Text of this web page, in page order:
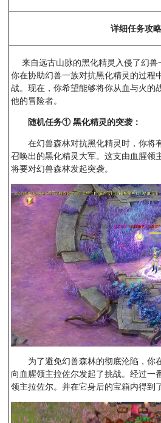
详细任务攻略
来自远古山脉的黑化精灵入侵了幻兽
你在协助幻兽一族对抗黑化精灵的过程
战。现在，你希望能够将你从血与火的
他的冒险者。
随机任务① 黑化精灵的突袭：
在幻兽森林对抗黑化精灵时，你将
召唤出的黑化精灵大军。这支由血腥领
将要对幻兽森林发起突袭。
为了避免幻兽森林的彻底沦陷，你
向血腥领主拉佐尔发起了挑战。经过一
领主拉佐尔。并在它身后的宝箱内得到